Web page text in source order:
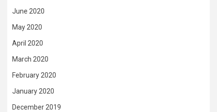
June 2020
May 2020
April 2020
March 2020
February 2020
January 2020
December 2019